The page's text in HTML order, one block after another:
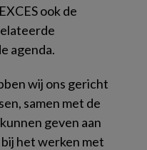
ook de
agenda.
wij ons gericht
samen met de
geven aan
het werken met